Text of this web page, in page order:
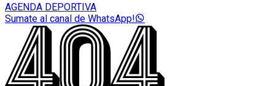
AGENDA DEPORTIVA
Sumate al canal de WhatsApp!